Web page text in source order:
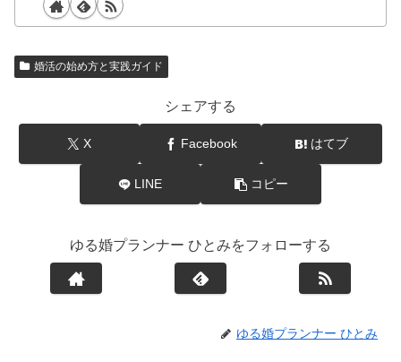
婚活の始め方と実践ガイド
シェアする
X Facebook はてブ
LINE コピー
ゆる婚プランナー ひとみをフォローする
ゆる婚プランナー ひとみ